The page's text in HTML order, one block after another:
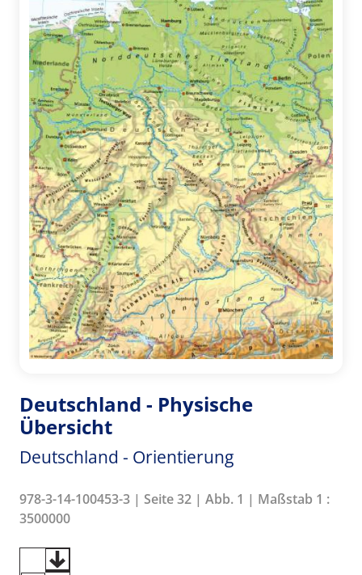
Deutschland - Physische
Übersicht
Deutschland - Orientierung
978-3-14-100453-3 | Seite 32 | Abb. 1 | Maßstab 1 :
3500000